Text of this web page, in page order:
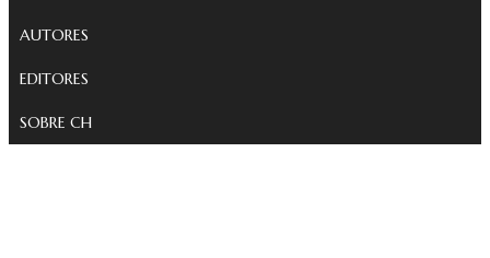
AUTORES
EDITORES
SOBRE CH